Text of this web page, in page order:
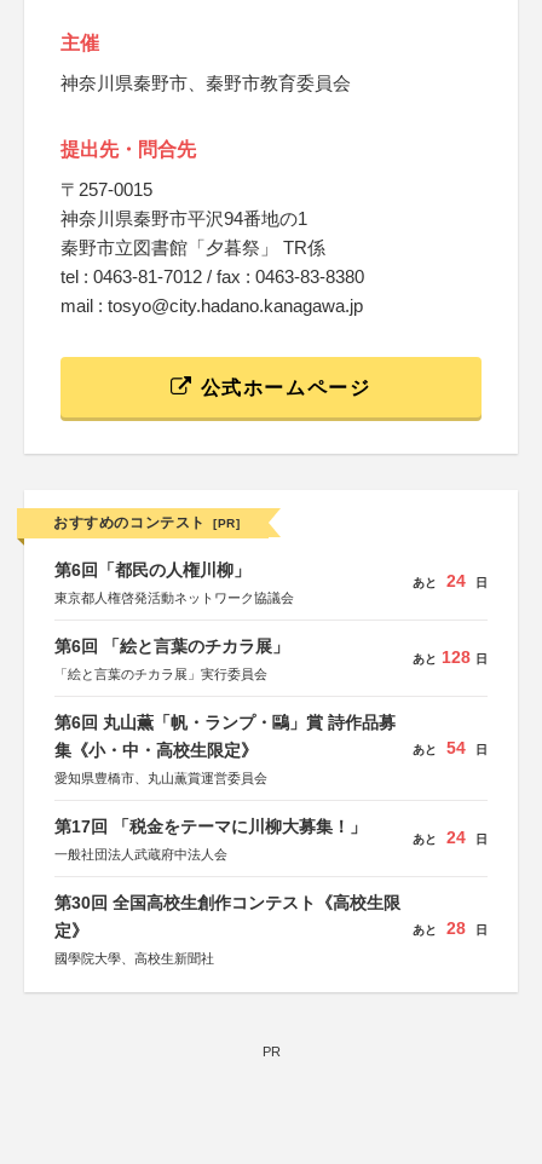
主催
神奈川県秦野市、秦野市教育委員会
提出先・問合先
〒257-0015
神奈川県秦野市平沢94番地の1
秦野市立図書館「夕暮祭」 TR係
tel : 0463-81-7012 / fax : 0463-83-8380
mail : tosyo@city.hadano.kanagawa.jp
公式ホームページ
おすすめのコンテスト [PR]
第6回「都民の人権川柳」
東京都人権啓発活動ネットワーク協議会
あと 24 日
第6回 「絵と言葉のチカラ展」
「絵と言葉のチカラ展」実行委員会
あと 128 日
第6回 丸山薫「帆・ランプ・鷗」賞 詩作品募
集《小・中・高校生限定》
愛知県豊橋市、丸山薫賞運営委員会
あと 54 日
第17回 「税金をテーマに川柳大募集！」
一般社団法人武蔵府中法人会
あと 24 日
第30回 全国高校生創作コンテスト《高校生限
定》
國學院大學、高校生新聞社
あと 28 日
PR